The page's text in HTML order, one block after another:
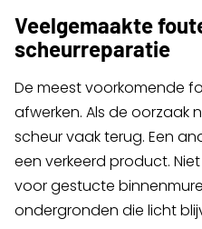
Veelgemaakte
scheurreparatie
De meest voorkomende
afwerken. Als de oorzaak
scheur vaak terug. Een
een verkeerd product.
voor gestucte
ondergronden die licht